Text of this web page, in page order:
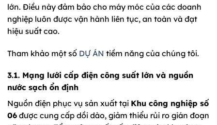
lớn. Điều này đảm bảo cho máy móc của các doanh
nghiệp luôn được vận hành liên tục, an toàn và đạt
hiệu suất cao.
Tham khảo một số DỰ ÁN tiềm năng của chúng tôi.
3.1. Mạng lưới cấp điện công suất lớn và nguồn
nước sạch ổn định
Nguồn điện phục vụ sản xuất tại Khu công nghiệp số
06 được cung cấp dồi dào, giảm thiểu rủi ro gián đoạn